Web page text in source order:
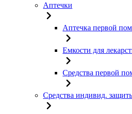
Аптечки
Аптечка первой
Емкости для
Средства первой
Средства индивид.